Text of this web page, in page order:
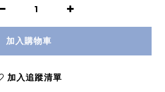
加入購物車
加入追蹤清單